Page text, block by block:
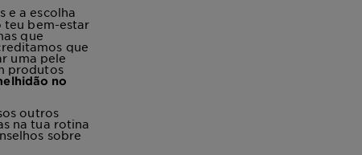
e a escolha
teu bem-estar
que
que
uma pele
produtos
no
outros
na tua rotina
sobre